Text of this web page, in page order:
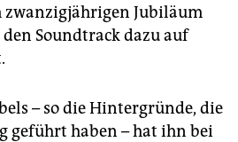
zwanzigjährigen Jubiläum
Soundtrack dazu auf
– so die Hintergründe, die
geführt haben – hat ihn bei